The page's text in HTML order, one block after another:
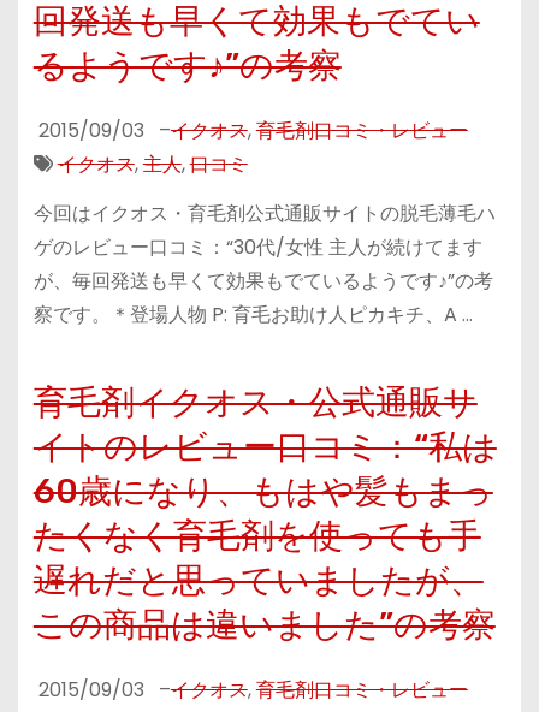
回発送も早くて効果もでてい
るようです♪”の考察
2015/09/03 –イクオス,育毛剤口コミ・レビュー
イクオス,主人,口コミ
今回はイクオス・育毛剤公式通販サイトの脱毛薄毛ハ
ゲのレビュー口コミ：“30代/女性 主人が続けてます
が、毎回発送も早くて効果もでているようです♪”の考
察です。＊登場人物 P: 育毛お助け人ピカキチ、A …
育毛剤イクオス・公式通販サ
イトのレビュー口コミ：“私は
60歳になり、もはや髪もまっ
たくなく育毛剤を使っても手
遅れだと思っていましたが、
この商品は違いました”の考察
2015/09/03 –イクオス,育毛剤口コミ・レビュー